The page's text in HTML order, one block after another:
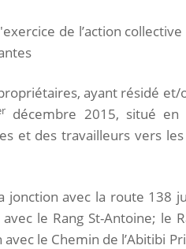
de l’action
ayant résidé et/
décembre 2015, situé
et des travailleurs vers
jonction avec la route 138
le Rang St-Antoine; le
le Chemin de l’Abitibi